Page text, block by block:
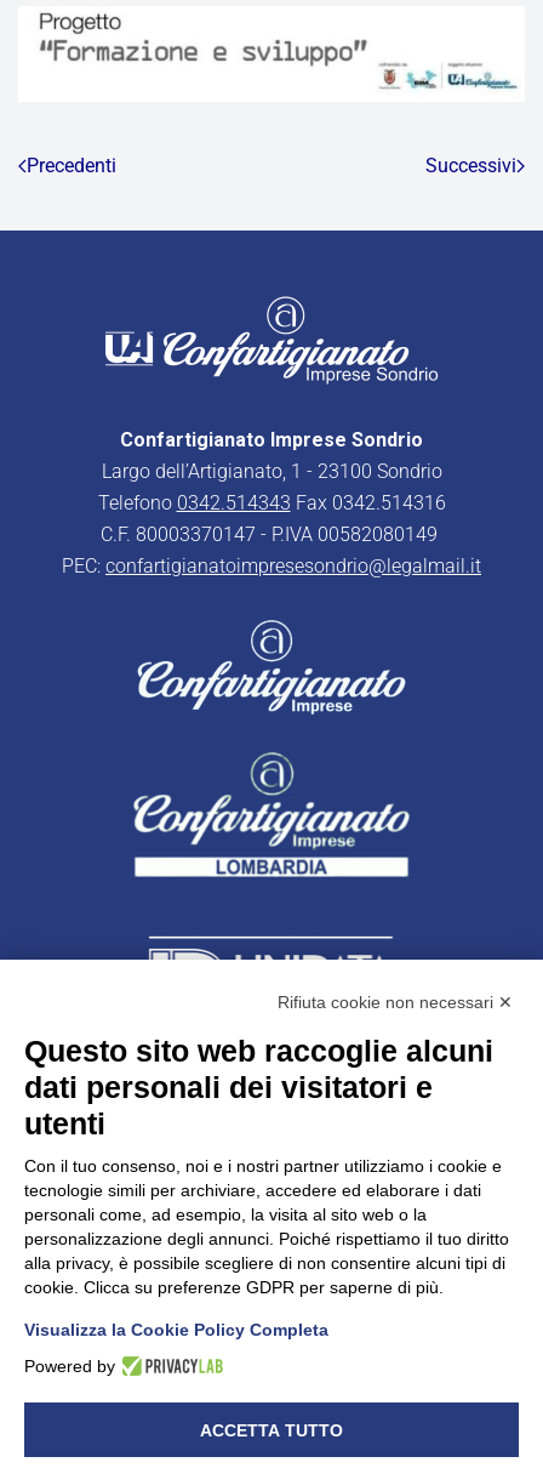
Precedenti Successivi
Confartigianato Imprese Sondrio
Largo dell’Artigianato, 1 - 23100 Sondrio
Telefono 0342.514343 Fax 0342.514316
C.F. 80003370147 - P.IVA 00582080149
PEC: confartigianatoimpresesondrio@legalmail.it
Unidata s.r.lcon unico socio
Largo dell’Artigianato, 1 - 23100 Sondrio
C.F. 00481790145 - N.REA SO-36426
PEC: unidata.sondrio@legalmail.it
Cap. soc. euro 100.000,00 i.v.
UNIDATA - Informativa privacy (per i clienti)
Rifiuta cookie non necessari ✕
Questo sito web raccoglie alcuni
dati personali dei visitatori e
utenti
Con il tuo consenso, noi e i nostri partner utilizziamo i cookie e
tecnologie simili per archiviare, accedere ed elaborare i dati
personali come, ad esempio, la visita al sito web o la
personalizzazione degli annunci. Poiché rispettiamo il tuo diritto
alla privacy, è possibile scegliere di non consentire alcuni tipi di
cookie. Clicca su preferenze GDPR per saperne di più.
Visualizza la Cookie Policy Completa
Powered by
ACCETTA TUTTO